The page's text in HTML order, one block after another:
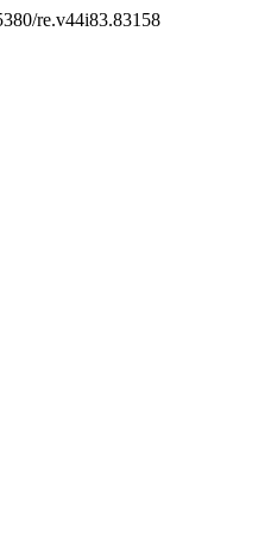
re.v44i83.83158